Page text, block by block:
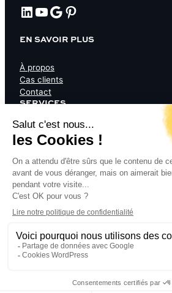
LinkedIn YouTube Google Pinterest
EN SAVOIR PLUS
À propos
Cas clients
Contact
SERVICES
Audit de rétention
Séquence email
Blog
Ressources
POLITIQUE DE CONFIDENTIALITÉ